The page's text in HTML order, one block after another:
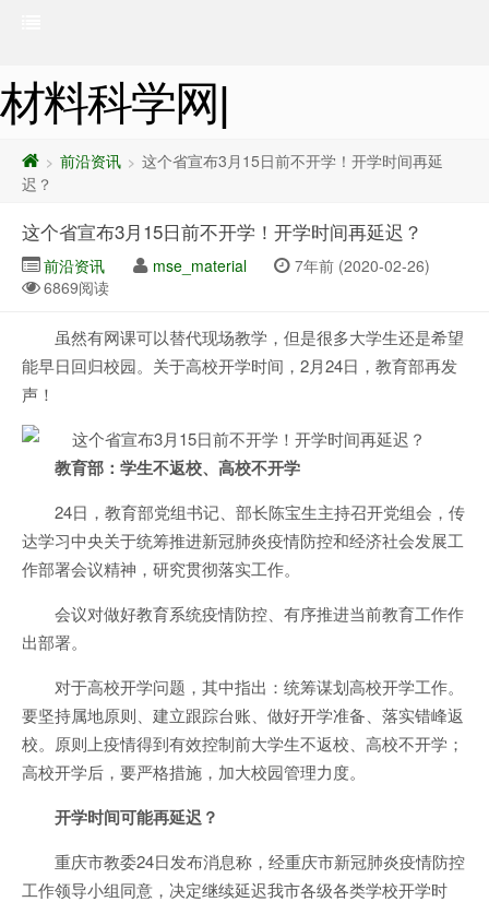
材料科学网|
> 前沿资讯 > 这个省宣布3月15日前不开学！开学时间再延
迟？
这个省宣布3月15日前不开学！开学时间再延迟？
前沿资讯 mse_material
7年前 (2020-02-26)
6869阅读
虽然有网课可以替代现场教学，但是很多大学生还是希望
能早日回归校园。关于高校开学时间，2月24日，教育部再发
声！
教育部：学生不返校、高校不开学
24日，教育部党组书记、部长陈宝生主持召开党组会，传
达学习中央关于统筹推进新冠肺炎疫情防控和经济社会发展工
作部署会议精神，研究贯彻落实工作。
会议对做好教育系统疫情防控、有序推进当前教育工作作
出部署。
对于高校开学问题，其中指出：统筹谋划高校开学工作。
要坚持属地原则、建立跟踪台账、做好开学准备、落实错峰返
校。原则上疫情得到有效控制前大学生不返校、高校不开学；
高校开学后，要严格措施，加大校园管理力度。
开学时间可能再延迟？
重庆市教委24日发布消息称，经重庆市新冠肺炎疫情防控
工作领导小组同意，决定继续延迟我市各级各类学校开学时